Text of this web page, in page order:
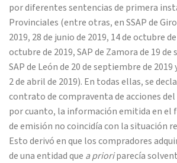
por diferentes sentencias de primera
Provinciales (entre otras, en SSAP de
2019, 28 de junio de 2019, 14 de octubre
octubre de 2019, SAP de Zamora de 19
SAP de León de 20 de septiembre de 2019
2 de abril de 2019). En todas ellas, se
contrato de compraventa de acciones del
por cuanto, la información emitida en
de emisión no coincidía con la situación
Esto derivó en que los compradores
de una entidad que a prioriparecía